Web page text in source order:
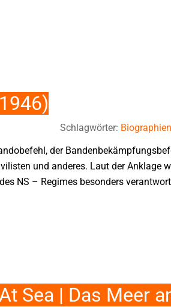
Schlagwörter: Biographien
der
und anderes. Laut der Anklage
NS – Regimes besonders
Sea | Das Meer